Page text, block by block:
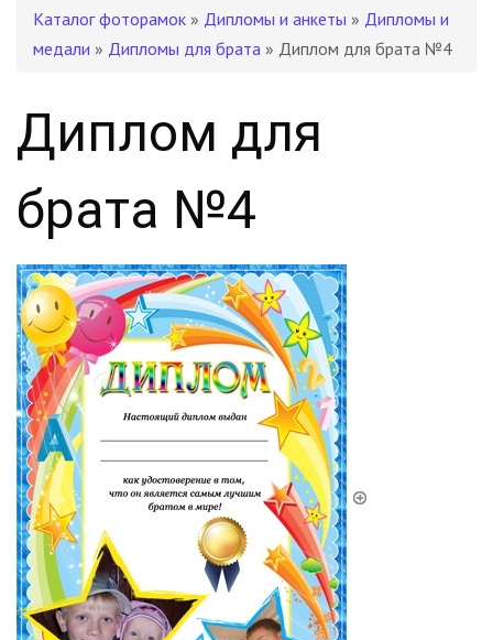
Каталог фоторамок » Дипломы и анкеты » Дипломы и
медали » Дипломы для брата » Диплом для брата №4
Диплом для
брата №4